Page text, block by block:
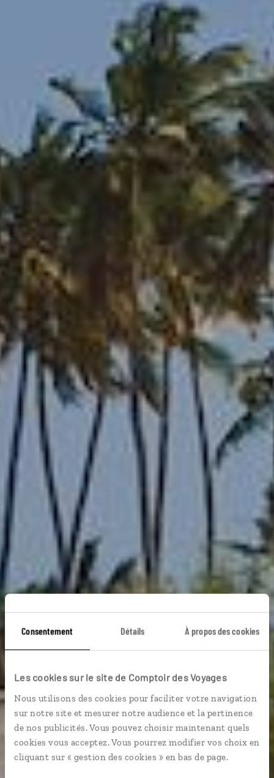
Consentement Détails À propos des cookies
Les cookies sur le site de Comptoir des Voyages
Nous utilisons des cookies pour faciliter votre navigation
sur notre site et mesurer notre audience et la pertinence
de nos publicités. Vous pouvez choisir maintenant quels
cookies vous acceptez. Vous pourrez modifier vos choix en
cliquant sur « gestion des cookies » en bas de page.
Voyage Mozambique